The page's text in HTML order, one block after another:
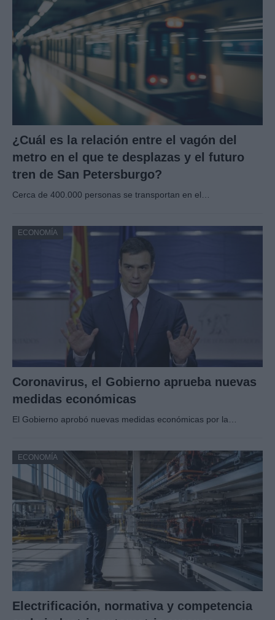
¿Cuál es la relación entre el vagón del
metro en el que te desplazas y el futuro
tren de San Petersburgo?
Cerca de 400.000 personas se transportan en el…
ECONOMÍA
Coronavirus, el Gobierno aprueba nuevas
medidas económicas
El Gobierno aprobó nuevas medidas económicas por la…
ECONOMÍA
Electrificación, normativa y competencia